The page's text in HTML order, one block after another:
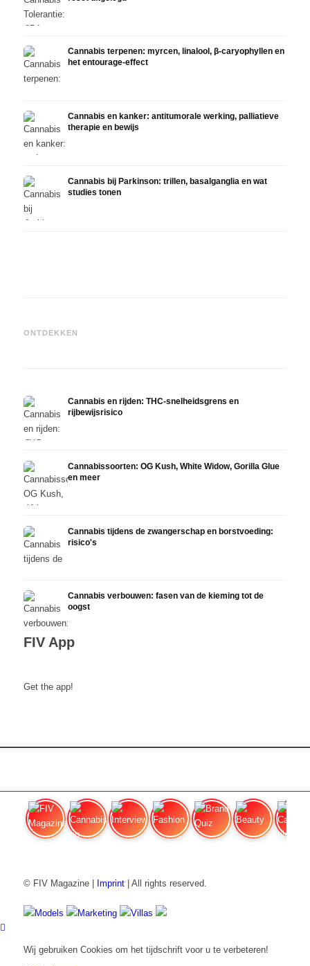
Cannabis terpenen: myrcen, linalool, β-caryophyllen en
het entourage-effect
Cannabis en kanker: antitumorale werking, palliatieve
therapie en bewijs
Cannabis bij Parkinson: trillen, basalganglia en wat
studies tonen
ONTDEKKEN
zelfmedicatie en wat studies
Cannabis en rijden: THC-snelheidsgrens en
rijbewijsrisico
Cannabissoorten: OG Kush, White Widow, Gorilla Glue
en meer
Cannabis tijdens de zwangerschap en borstvoeding:
risico's
Cannabis verbouwen: fasen van de kieming tot de
oogst
FIV App
Get the app!
© FIV Magazine | Imprint| All rights reserved.
Models Marketing Villas
Wij gebruiken Cookies om het tijdschrift voor u te verbeteren!